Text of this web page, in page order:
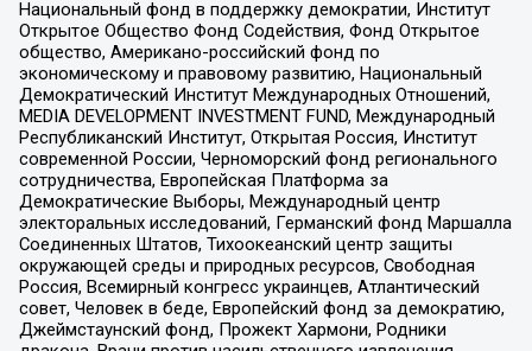
Национальный фонд в поддержку демократии, Институт
Открытое Общество Фонд Содействия, Фонд Открытое
общество, Американо-российский фонд по
экономическому и правовому развитию, Национальный
Демократический Институт Международных Отношений,
MEDIA DEVELOPMENT INVESTMENT FUND, Международный
Республиканский Институт, Открытая Россия, Институт
современной России, Черноморский фонд регионального
сотрудничества, Европейская Платформа за
Демократические Выборы, Международный центр
электоральных исследований, Германский фонд Маршалла
Соединенных Штатов, Тихоокеанский центр защиты
окружающей среды и природных ресурсов, Свободная
Россия, Всемирный конгресс украинцев, Атлантический
совет, Человек в беде, Европейский фонд за демократию,
Джеймстаунский фонд, Прожект Хармони, Родники